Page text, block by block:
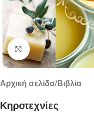
Click to enlarge
Αρχική σελίδα/Βιβλία
Κηροτεχνίες